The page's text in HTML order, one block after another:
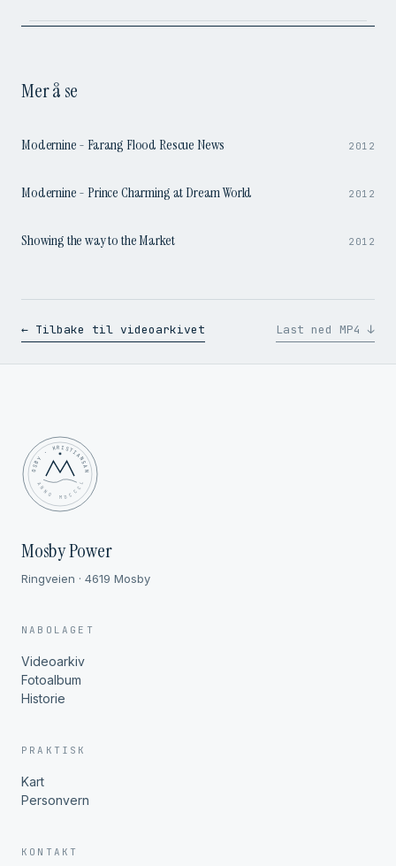
Mer å se
Modernine - Farang Flood Rescue News 2012
2:58
Modernine - Prince Charming at Dream World 2012
1:25
Showing the way to the Market 2012
← Tilbake til videoarkivet Last ned MP4 ↓
MOSBY · KRISTIANSAND
✦ ANNO MDCCCL ✦
Mosby Power
Ringveien · 4619 Mosby
NABOLAGET
Videoarkiv
Fotoalbum
Historie
PRAKTISK
Kart
Personvern
KONTAKT